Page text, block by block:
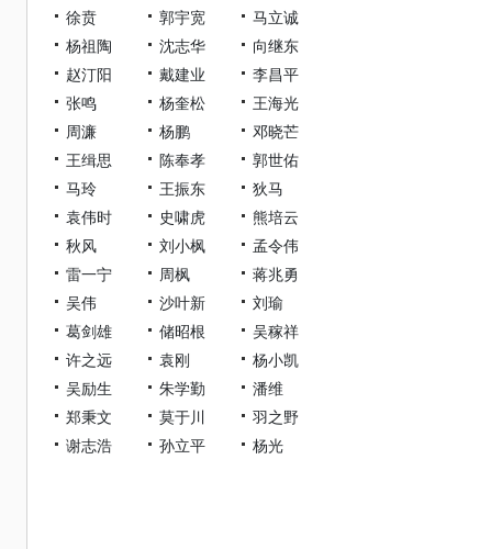
徐贲
郭宇宽
马立诚
杨祖陶
沈志华
向继东
赵汀阳
戴建业
李昌平
张鸣
杨奎松
王海光
周濂
杨鹏
邓晓芒
王缉思
陈奉孝
郭世佑
马玲
王振东
狄马
袁伟时
史啸虎
熊培云
秋风
刘小枫
孟令伟
雷一宁
周枫
蒋兆勇
吴伟
沙叶新
刘瑜
葛剑雄
储昭根
吴稼祥
许之远
袁刚
杨小凯
吴励生
朱学勤
潘维
郑秉文
莫于川
羽之野
谢志浩
孙立平 杨光